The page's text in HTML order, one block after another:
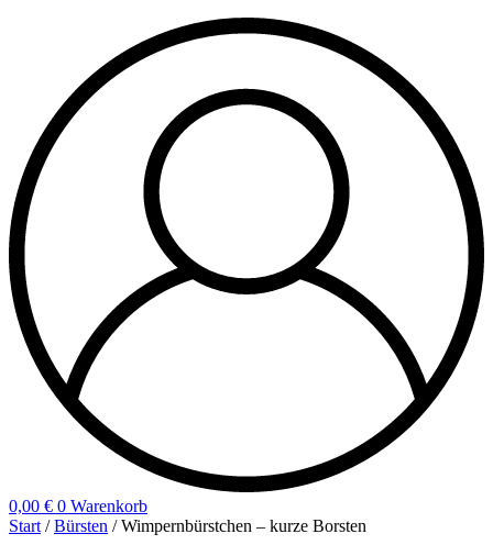
0,00 € 0 Warenkorb
Start /Bürsten / Wimpernbürstchen – kurze Borsten